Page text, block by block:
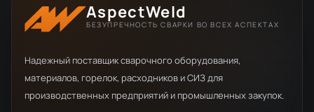
AspectWeld
БЕЗУПРЕЧНОСТЬ СВАРКИ ВО ВСЕХ АСПЕКТАХ
Надежный поставщик сварочного оборудования,
материалов, горелок, расходников и СИЗ для
производственных предприятий и промышленных закупок.